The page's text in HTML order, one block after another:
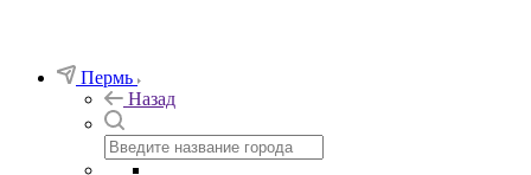
Пермь
Назад